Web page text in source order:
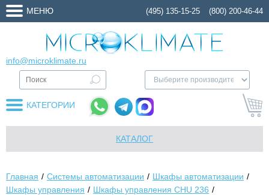
МЕНЮ (495) 135-15-25 (800) 200-46-44
info@microklimate.ru
КАТЕГОРИИ
КАТАЛОГ
Главная Системы автоматизации
Шкафы автоматизации
Шкафы управления
Шкафы управления CHU 236